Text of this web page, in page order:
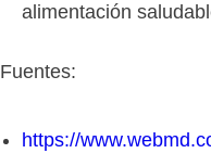
alimentación
Fuentes:
https://